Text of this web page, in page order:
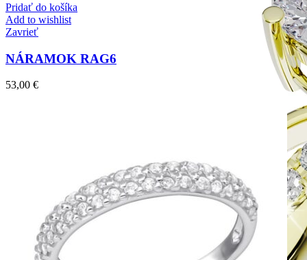
Pridať do košíka
Add to wishlist
Zavrieť
NÁRAMOK RAG6
53,00 €